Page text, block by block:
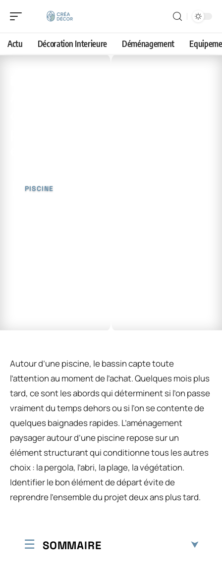
Actu Décoration Interieure Déménagement
PISCINE
Autour d’une piscine, le bassin capte toute
l’attention au moment de l’achat. Quelques mois plus
tard, ce sont les abords qui déterminent si l’on passe
vraiment du temps dehors ou si l’on se contente de
quelques baignades rapides. L’aménagement
paysager autour d’une piscine repose sur un
élément structurant qui conditionne tous les autres
choix : la pergola, l’abri, la plage, la végétation.
Identifier le bon élément de départ évite de
reprendre l’ensemble du projet deux ans plus tard.
SOMMAIRE